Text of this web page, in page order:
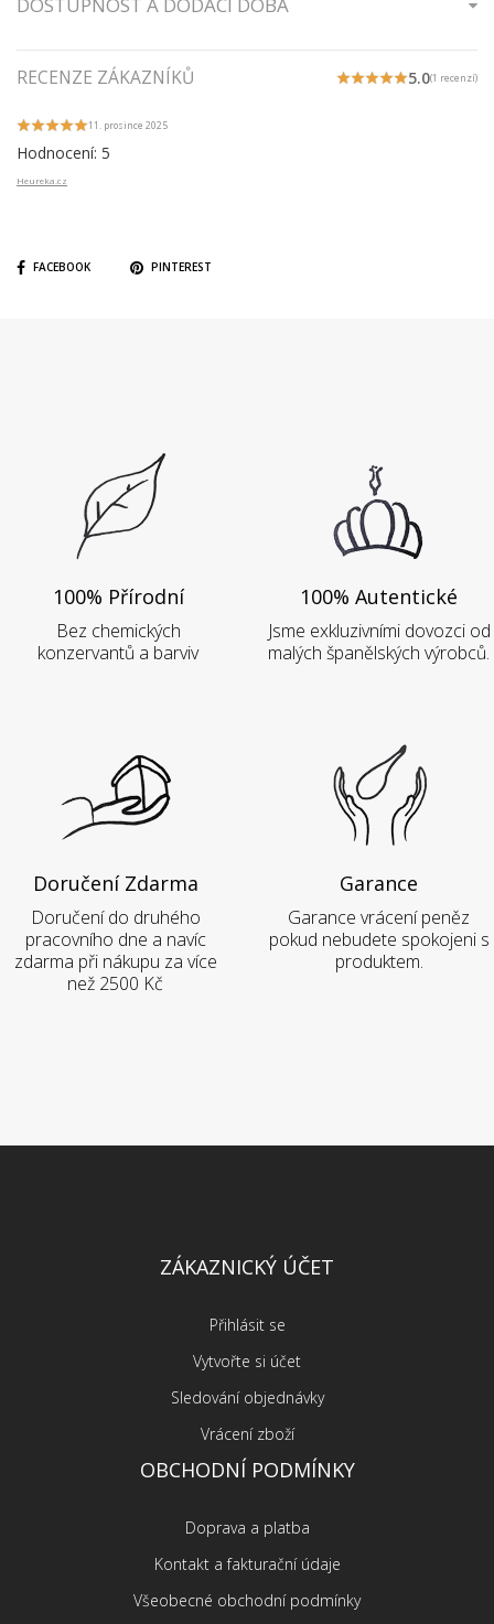
RECENZE ZÁKAZNÍKŮ 5.0(1 recenzí)
11. prosince 2025
Hodnocení: 5
Heureka.cz
FACEBOOK PINTEREST
100% Přírodní
Bez chemických
konzervantů a barviv
100% Autentické
Jsme exkluzivními dovozci od
malých španělských výrobců.
Doručení Zdarma
Doručení do druhého
pracovního dne a navíc
zdarma při nákupu za více
než 2500 Kč
Garance
Garance vrácení peněz
pokud nebudete spokojeni s
produktem.
ZÁKAZNICKÝ ÚČET
Přihlásit se
Vytvořte si účet
Sledování objednávky
Vrácení zboží
OBCHODNÍ PODMÍNKY
Doprava a platba
Kontakt a fakturační údaje
Všeobecné obchodní podmínky